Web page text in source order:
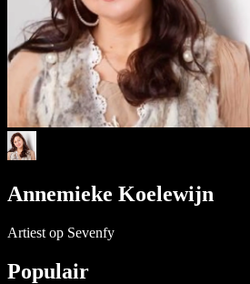
Annemieke Koelewijn
Artiest op Sevenfy
Populair